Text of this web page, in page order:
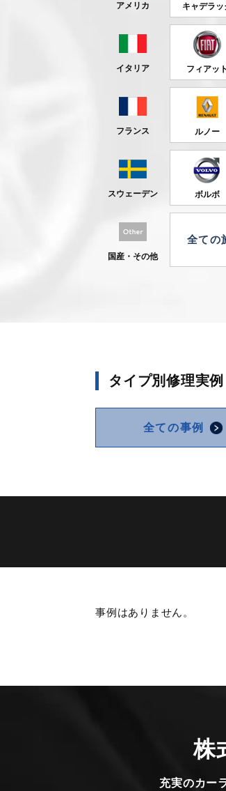
アメリカ キャデラッ
イタリア フィアット
フランス ルノー
スウェーデン ボルボ
国産・その他
全ての
タイプ別修理実例
全ての事例
事例はありません。
株
充実のカー